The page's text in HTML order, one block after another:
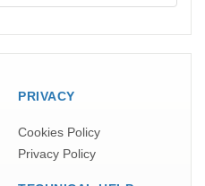
PRIVACY
Cookies Policy
Privacy Policy